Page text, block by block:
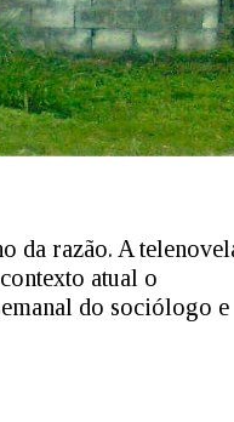
da razão. A
atual o
do sociólogo e